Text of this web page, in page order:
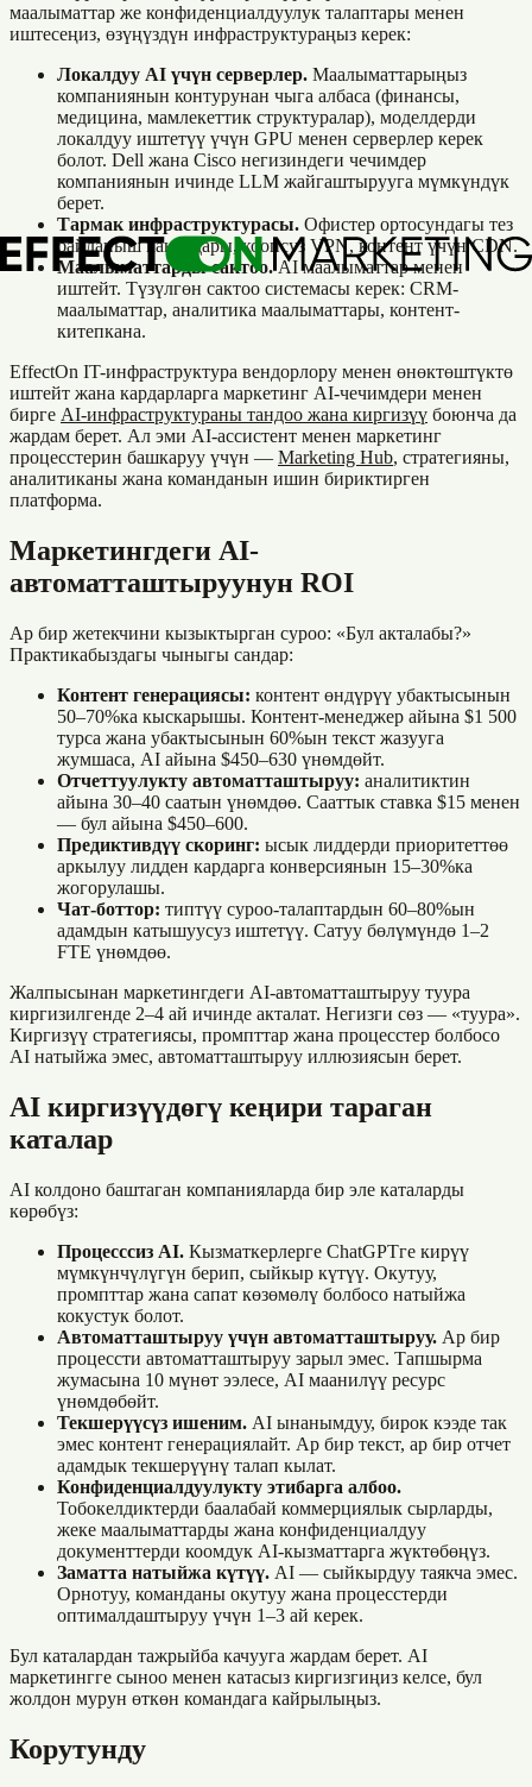
маалыматтар же конфиденциалдуулук талаптары менен
иштесеңиз, өзүңүздүн инфраструктураңыз керек:
Локалдуу AI үчүн серверлер. Маалыматтарыңыз
компаниянын контурунан чыга албаса (финансы,
медицина, мамлекеттик структуралар), моделдерди
локалдуу иштетүү үчүн GPU менен серверлер керек
болот. Dell жана Cisco негизиндеги чечимдер
компаниянын ичинде LLM жайгаштырууга мүмкүндүк
берет.
Тармак инфраструктурасы. Офистер ортосундагы тез
байланыш каналдары, коопсуз VPN, контент үчүн CDN.
Маалыматтарды сактоо.AI маалыматтар менен
иштейт. Түзүлгөн сактоо системасы керек: CRM-
маалыматтар, аналитика маалыматтары, контент-
китепкана.
EffectOn IT-инфраструктура вендорлору менен өнөктөштүктө
иштейт жана кардарларга маркетинг AI-чечимдери менен
бирге AI-инфраструктураны тандоо жана киргизүү боюнча да
жардам берет. Ал эми AI-ассистент менен маркетинг
процесстерин башкаруу үчүн — Marketing Hub, стратегияны,
аналитиканы жана команданын ишин бириктирген
платформа.
Маркетингдеги AI-
автоматташтыруунун ROI
Ар бир жетекчини кызыктырган суроо: «Бул акталабы?»
Практикабыздагы чыныгы сандар:
Контент генерациясы: контент өндүрүү убактысынын
50–70%ка кыскарышы. Контент-менеджер айына $1 500
турса жана убактысынын 60%ын текст жазууга
жумшаса, AI айына $450–630 үнөмдөйт.
Отчеттуулукту автоматташтыруу: аналитиктин
айына 30–40 саатын үнөмдөө. Сааттык ставка $15 менен
— бул айына $450–600.
Предиктивдүү скоринг: ысык лиддерди приоритеттөө
аркылуу лидден кардарга конверсиянын 15–30%ка
жогорулашы.
Чат-боттор: типтүү суроо-талаптардын 60–80%ын
адамдын катышуусуз иштетүү. Сатуу бөлүмүндө 1–2
FTE үнөмдөө.
Жалпысынан маркетингдеги AI-автоматташтыруу туура
киргизилгенде 2–4 ай ичинде акталат. Негизги сөз — «туура».
Киргизүү стратегиясы, промпттар жана процесстер болбосо
AI натыйжа эмес, автоматташтыруу иллюзиясын берет.
AI киргизүүдөгү кеңири тараган
каталар
AI колдоно баштаган компанияларда бир эле каталарды
көрөбүз:
Процесссиз AI. Кызматкерлерге ChatGPTге кирүү
мүмкүнчүлүгүн берип, сыйкыр күтүү. Окутуу,
промпттар жана сапат көзөмөлү болбосо натыйжа
кокустук болот.
Автоматташтыруу үчүн автоматташтыруу. Ар бир
процессти автоматташтыруу зарыл эмес. Тапшырма
жумасына 10 мүнөт ээлесе, AI маанилүү ресурс
үнөмдөбөйт.
Текшерүүсүз ишеним. AI ынанымдуу, бирок кээде так
эмес контент генерациялайт. Ар бир текст, ар бир отчет
адамдык текшерүүнү талап кылат.
Конфиденциалдуулукту этибарга албоо.
Тобокелдиктерди баалабай коммерциялык сырларды,
жеке маалыматтарды жана конфиденциалдуу
документтерди коомдук AI-кызматтарга жүктөбөңүз.
Заматта натыйжа күтүү. AI — сыйкырдуу таякча эмес.
Орнотуу, команданы окутуу жана процесстерди
оптималдаштыруу үчүн 1–3 ай керек.
Бул каталардан тажрыйба качууга жардам берет. AI
маркетингге сыноо менен катасыз киргизгиңиз келсе, бул
жолдон мурун өткөн командага кайрылыңыз.
Корутунду